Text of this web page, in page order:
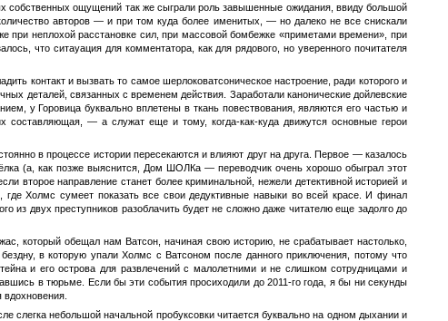
собственных ощущений так же сыграли роль завышенные ожидания, ввиду большой
авторов — и при том куда более именитых, — но далеко не все снискали
неплохой расстановке сил, при массовой бомбежке «приметами времени», при
что ситауация для комментатора, как для рядового, но уверенного почитателя
контакт и вызвать то самое шерлоковатсоническое настроение, ради которого и
деталей, связанных с временем действия. Заработали канонические дойлевские
у Горовица буквально вплетены в ткань повествования, являются его частью и
— а служат еще и тому, когда-как-куда движутся основные герои
в процессе истории пересекаются и влияют друг на друга. Первое — казалось
(а, как позже выяснится, Дом ШОЛКа — переводчик очень хорошо обыграл этот
второе направление станет более криминальной, нежели детективной историей и
Холмс сумеет показать все свои дедуктивные навыки во всей красе. И финал
из двух преступников разоблачить будет не сложно даже читателю еще задолго до
который обещал нам Ватсон, начиная свою историю, не срабатывает настолько,
в которую упали Холмс с Ватсоном после данного приключения, потому что
и его острова для развлечений с малолетними и не слишком сотрудницами и
в тюрьме. Если бы эти события просиходили до 2011-го года, я бы ни секунды
слегка небольшой начальной пробуксовки читается буквально на одном дыхании и